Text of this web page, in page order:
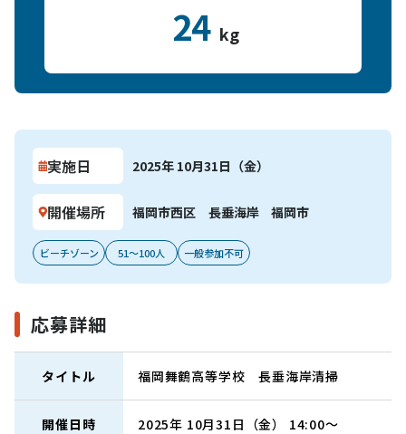
24 kg
実施日 2025年 10月31日（金）
開催場所 福岡市西区 長垂海岸 福岡市
ビーチゾーン 51～100人 一般参加不可
応募詳細
タイトル 福岡舞鶴高等学校 長垂海岸清掃
開催日時 2025年 10月31日（金） 14:00～